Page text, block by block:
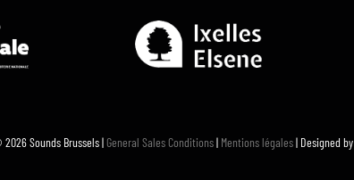
Sounds Brussels |General Sales Conditions| Mentions légales| Designed by